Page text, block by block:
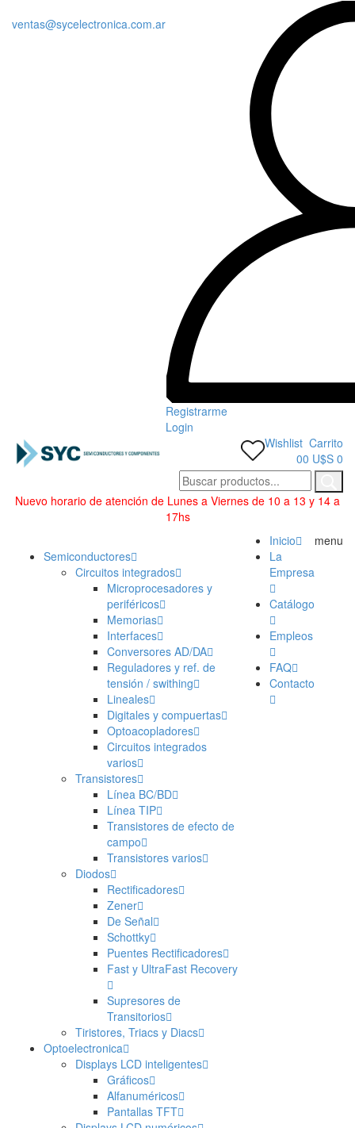
ventas@sycelectronica.com.ar
Registrarme
Login
Wishlist
00
Carrito
U$S 0
Nuevo horario de atención de Lunes a Viernes de 10 a 13 y 14 a
17hs
Semiconductores
Circuitos integrados
Microprocesadores y
periféricos
Memorias
Interfaces
Conversores AD/DA
Reguladores y ref. de
tensión / swithing
Lineales
Digitales y compuertas
Optoacopladores
Circuitos integrados
varios
Transistores
Línea BC/BD
Línea TIP
Transistores de efecto de
campo
Transistores varios
Diodos
Rectificadores
Zener
De Señal
Schottky
Puentes Rectificadores
Fast y UltraFast Recovery
Supresores de
Transitorios
Tiristores, Triacs y Diacs
Optoelectronica
Displays LCD inteligentes
Gráficos
Alfanuméricos
Pantallas TFT
Inicio
La
Empresa
Catálogo
Empleos
FAQ
Contacto
menu